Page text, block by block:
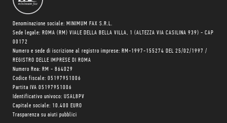
Denominazione sociale: MINIMUM FAX S.R.L.
Sede legale: ROMA (RM) VIALE DELLA BELLA VILLA, 1 (ALTEZZA VIA CASILINA 939) - CAP
00172
Numero e sede di iscrizione al registro imprese: RM-1997-155274 DEL 25/02/1997 /
REGISTRO DELLE IMPRESE DI ROMA
Numero Rea: RM - 864029
Codice fiscale: 05197951006
Partita IVA 05197951006
Identificativo univoco: USAL8PV
Capitale sociale: 10.400 EURO
Trasparenza su aiuti pubblici